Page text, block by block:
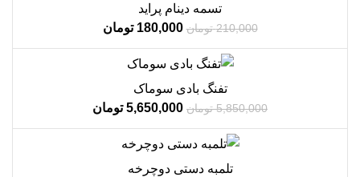
تسمه دینام پراید
210,000 تومان 180,000 تومان
تفنگ بادی سوماک
5,850,000 تومان 5,650,000 تومان
تلمبه دستی دوچرخه